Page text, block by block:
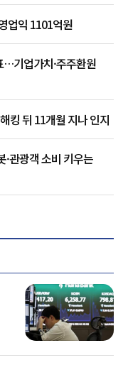
업익 1101억원
…기업가치·주주환원
킹 뒤 11개월 지나 인지
관광객 소비 키우는